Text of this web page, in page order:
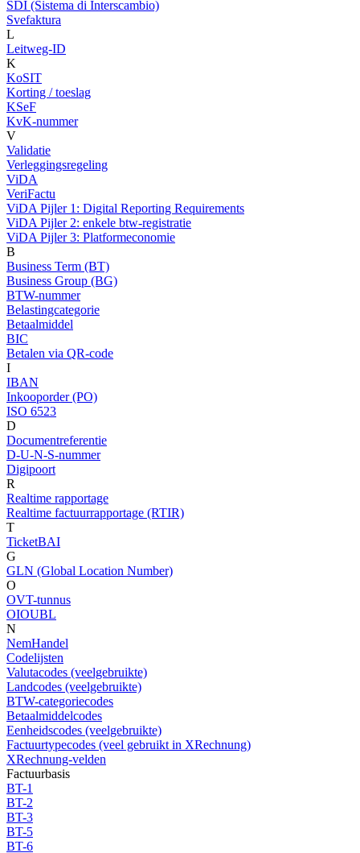
SDI (Sistema di Interscambio)
Svefaktura
L
Leitweg-ID
K
KoSIT
Korting / toeslag
KSeF
KvK-nummer
V
Validatie
Verleggingsregeling
ViDA
VeriFactu
ViDA Pijler 1: Digital Reporting Requirements
ViDA Pijler 2: enkele btw-registratie
ViDA Pijler 3: Platformeconomie
B
Business Term (BT)
Business Group (BG)
BTW-nummer
Belastingcategorie
Betaalmiddel
BIC
Betalen via QR-code
I
IBAN
Inkooporder (PO)
ISO 6523
D
Documentreferentie
D-U-N-S-nummer
Digipoort
R
Realtime rapportage
Realtime factuurrapportage (RTIR)
T
TicketBAI
G
GLN (Global Location Number)
O
OVT-tunnus
OIOUBL
N
NemHandel
Codelijsten
Valutacodes (veelgebruikte)
Landcodes (veelgebruikte)
BTW-categoriecodes
Betaalmiddelcodes
Eenheidscodes (veelgebruikte)
Factuurtypecodes (veel gebruikt in XRechnung)
XRechnung-velden
Factuurbasis
BT-1
BT-2
BT-3
BT-5
BT-6